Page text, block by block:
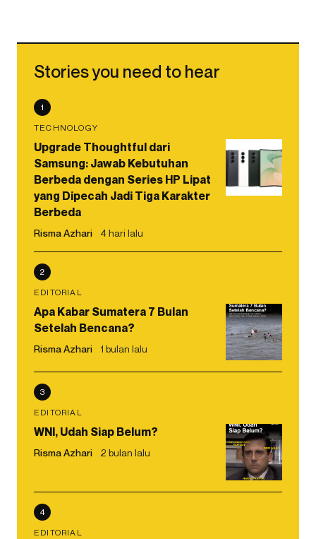
Stories you need to hear
1
TECHNOLOGY
Upgrade Thoughtful dari
Samsung: Jawab Kebutuhan
Berbeda dengan Series HP Lipat
yang Dipecah Jadi Tiga Karakter
Berbeda
Risma Azhari 4 hari lalu
2
EDITORIAL
Apa Kabar Sumatera 7 Bulan
Setelah Bencana?
Risma Azhari 1 bulan lalu
3
EDITORIAL
WNI, Udah Siap Belum?
Risma Azhari 2 bulan lalu
4
EDITORIAL